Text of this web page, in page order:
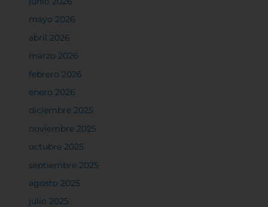
mayo 2026
abril 2026
marzo 2026
febrero 2026
enero 2026
diciembre 2025
noviembre 2025
octubre 2025
septiembre 2025
agosto 2025
julio 2025